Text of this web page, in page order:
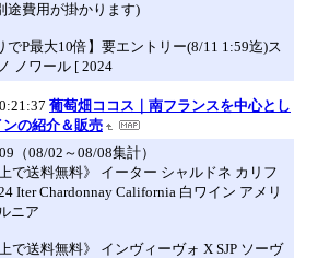
途費用が掛かります)
でP最大10倍】要エントリー(8/11 1:59迄)ス
ノワール [ 2024
葡萄畑ココス｜南フランスを中心とし
の紹介＆販売
（08/02～08/08集計）
上で送料無料》 イーター シャルドネ カリフ
Iter Chardonnay California 白ワイン アメリ
ニア
で送料無料》 インヴィーヴォ X SJP ソーヴ